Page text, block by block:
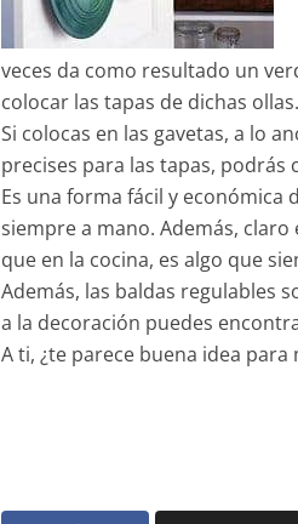
veces da como resultado un
colocar las tapas de dichas
Si colocas en las gavetas, a lo
precises para las tapas, podrás
Es una forma fácil y
siempre a mano. Además,
que en la cocina, es algo que
Además, las baldas regulables
a la decoración puedes
A ti, ¿te parece buena idea